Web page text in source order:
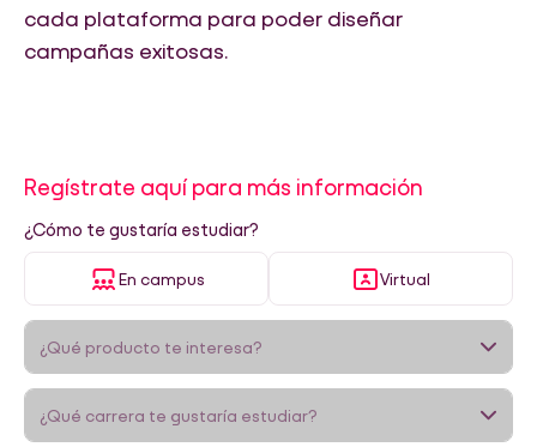
cada plataforma para poder diseñar
campañas exitosas.
Regístrate aquí para más información
¿Cómo te gustaría estudiar?
En campus Virtual